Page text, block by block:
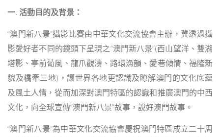
一. 活動目的及背景 ：
“澳門新八景”攝影比賽由中華文化交流協會主辦，冀透過攝
影愛好者不同的鏡頭下呈現之“澳門新八景”(西山望洋、雙湖
塔影、亭前葡風、龍爪觀濤、路環漁韻、愛巷傾情、福隆新
貌及橋牽三地)，讓世界各地更認識及瞭解澳門的文化底蘊
及風土人情，從而加深對澳門特區的認識和推廣澳門的中西
文化，向全球宣傳“澳門新八景”故事，說好澳門故事。
“澳門新八景”為中華文化交流協會慶祝澳門特區成立二十周